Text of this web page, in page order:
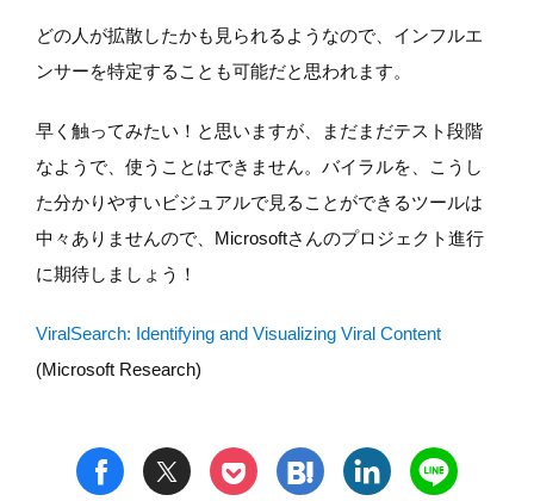
どの人が拡散したかも見られるようなので、インフルエ
ンサーを特定することも可能だと思われます。
早く触ってみたい！と思いますが、まだまだテスト段階
なようで、使うことはできません。バイラルを、こうし
た分かりやすいビジュアルで見ることができるツールは
中々ありませんので、Microsoftさんのプロジェクト進行
に期待しましょう！
ViralSearch: Identifying and Visualizing Viral Content
(Microsoft Research)
f t p h l n